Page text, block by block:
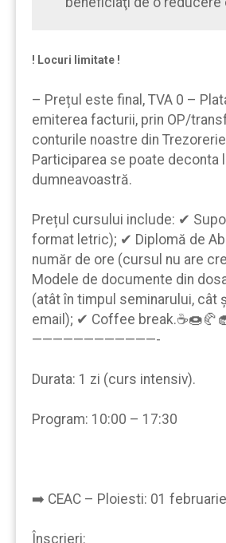
! Locuri limitate !
– Prețul este final, TVA 0 –
emiterea facturii, prin OP/
conturile noastre din
Participarea se poate deconta
dumneavoastră.
Prețul cursului include: ✔
format letric); ✔ Diplomă de
număr de ore (cursul nu are
Modele de documente din
(atât în timpul seminarului, cât
email); ✔ Coffee
————————————-
Durata: 1 zi (curs intensiv).
Program: 10:00 – 17:30
➡️ CEAC – Ploiesti: 01 februarie
Înscrieri: